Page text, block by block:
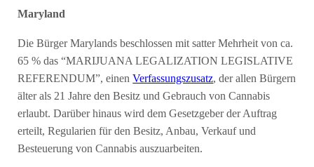
Maryland
Die Bürger Marylands beschlossen mit satter Mehrheit von ca.
65 % das “MARIJUANA LEGALIZATION LEGISLATIVE
REFERENDUM”, einenVerfassungszusatz, der allen Bürgern
älter als 21 Jahre den Besitz und Gebrauch von Cannabis
erlaubt. Darüber hinaus wird dem Gesetzgeber der Auftrag
erteilt, Regularien für den Besitz, Anbau, Verkauf und
Besteuerung von Cannabis auszuarbeiten.